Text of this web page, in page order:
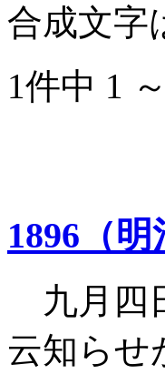
合成文字
1件中 1
1896（
九月四
云知ら